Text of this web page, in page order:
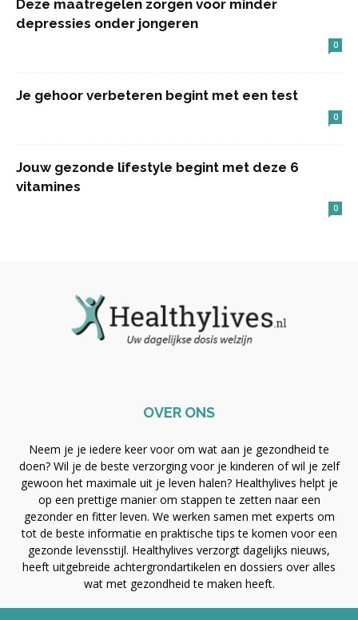
Deze maatregelen zorgen voor minder
depressies onder jongeren
0
Je gehoor verbeteren begint met een test
0
Jouw gezonde lifestyle begint met deze 6
vitamines
0
OVER ONS
Neem je je iedere keer voor om wat aan je gezondheid te
doen? Wil je de beste verzorging voor je kinderen of wil je zelf
gewoon het maximale uit je leven halen? Healthylives helpt je
op een prettige manier om stappen te zetten naar een
gezonder en fitter leven. We werken samen met experts om
tot de beste informatie en praktische tips te komen voor een
gezonde levensstijl. Healthylives verzorgt dagelijks nieuws,
heeft uitgebreide achtergrondartikelen en dossiers over alles
wat met gezondheid te maken heeft.